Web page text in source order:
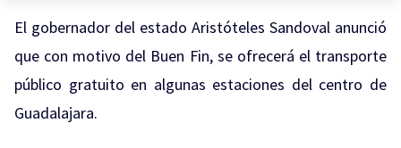
El gobernador del estado Aristóteles Sandoval anunció
que con motivo del Buen Fin, se ofrecerá el transporte
público gratuito en algunas estaciones del centro de
Guadalajara.